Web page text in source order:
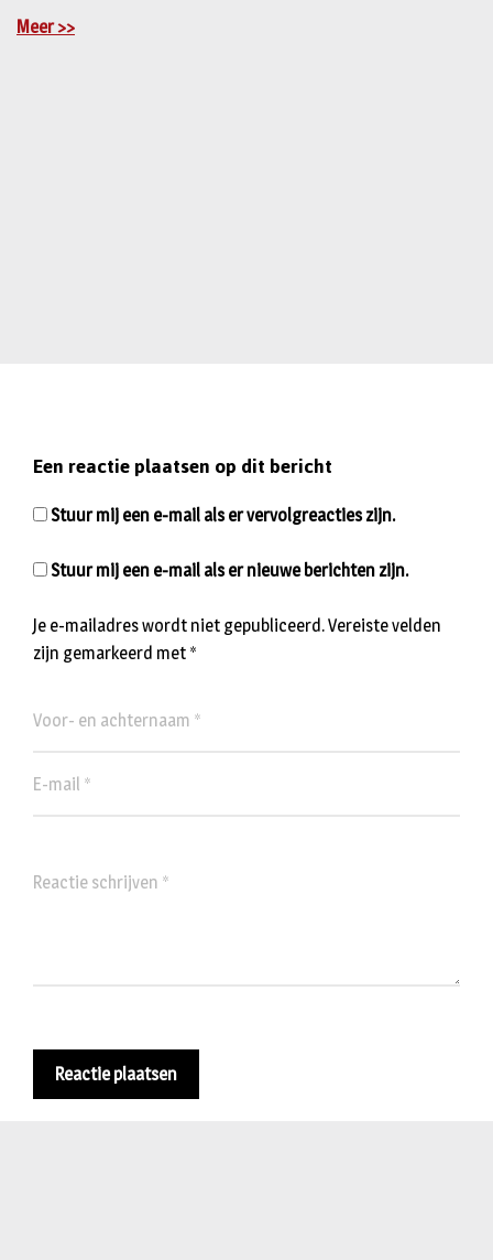
Meer >>
Een reactie plaatsen op dit bericht
Je e-mailadres wordt niet gepubliceerd.Vereiste velden
zijn gemarkeerd met *
Stuur mij een e-mail als er vervolgreacties zijn.
Stuur mij een e-mail als er nieuwe berichten zijn.